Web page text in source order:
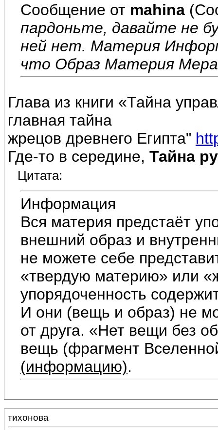
Сообщение от mahina
пардоньте, давайте не
ней нет. Материя
что Образ Материя
Глава из книги «Тайна
главная тайна
жрецов древнего Египта"
Где-то в середине, Тайна
Цитата:
Информация
Вся материя предстаёт
внешний образ и
не можете себе
«твердую материю» или
упорядоченность
И они (вещь и образ) не
от друга. «Нет вещи без
вещь (фрагмент
(информацию).
тихонова